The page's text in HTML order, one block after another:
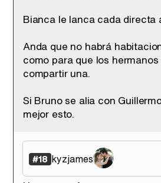
Bianca le lanca cada directa
Anda que no habrá
como para que los
compartir una.
Si Bruno se alia con
mejor esto.
#18 kyzjames